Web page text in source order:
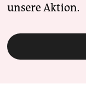
unsere Aktion.